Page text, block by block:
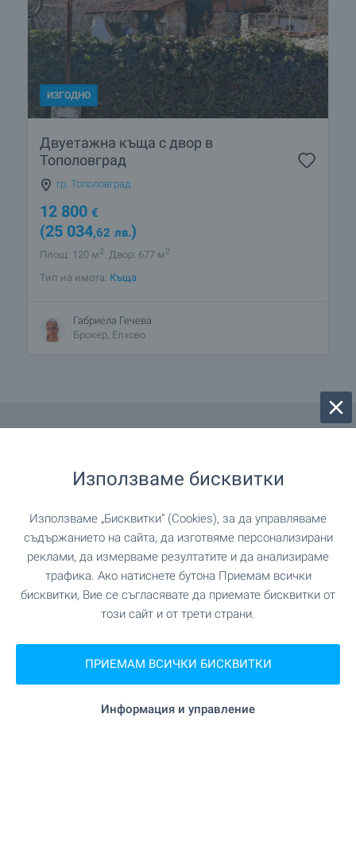
ИЗГОДНО
Двуетажна къща с двор в
Тополовград
гр. Тополовград
12 800 €
(25 034,62 лв.)
Площ: 120 м2 Двор: 677 м2
Тип на имота: Къща
Габриела Гечева
Брокер, Елхово
SKY TOWERS by AMur -
луксозни сгради с инфинити
басейни на покривите
Използваме бисквитки
Използваме „Бисквитки“ (Cookies), за да управляваме
съдържанието на сайта, да изготвяме персонализирани
реклами, да измерваме резултатите и да анализираме
трафика. Ако натиснете бутона Приемам всички
бисквитки, Вие се съгласявате да приемате бисквитки от
този сайт и от трети страни.
ПРИЕМАМ ВСИЧКИ БИСКВИТКИ
Информация и управление